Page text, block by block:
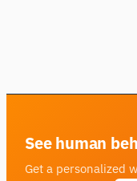
See human
Get a personalized